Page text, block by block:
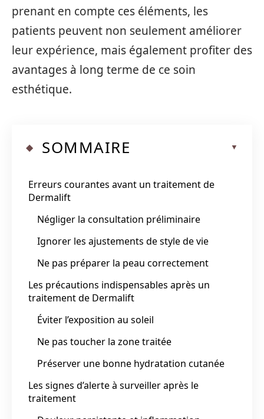
prenant en compte ces éléments, les
patients peuvent non seulement améliorer
leur expérience, mais également profiter des
avantages à long terme de ce soin
esthétique.
SOMMAIRE
Erreurs courantes avant un traitement de
Dermalift
Négliger la consultation préliminaire
Ignorer les ajustements de style de vie
Ne pas préparer la peau correctement
Les précautions indispensables après un
traitement de Dermalift
Éviter l’exposition au soleil
Ne pas toucher la zone traitée
Préserver une bonne hydratation cutanée
Les signes d’alerte à surveiller après le
traitement